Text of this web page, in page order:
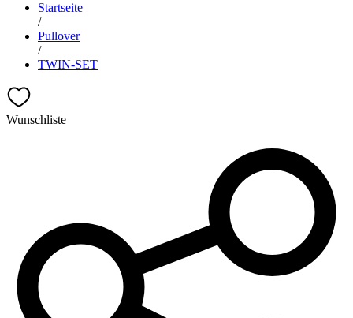
Startseite
/
Pullover
/
TWIN-SET
Wunschliste